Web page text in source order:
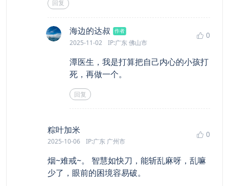
回复
0
海边的达叔says:
作者
2025-11-02 IP:广东 佛山市
潭医生，我是打算把自己内心的小孩打
死，再做一个。
回复
0
粽叶加米says:
2025-10-06 IP:广东 广州市
烟~难戒~。 智慧如快刀，能斩乱麻呀，乱嘛
少了，眼前的困境容易破。